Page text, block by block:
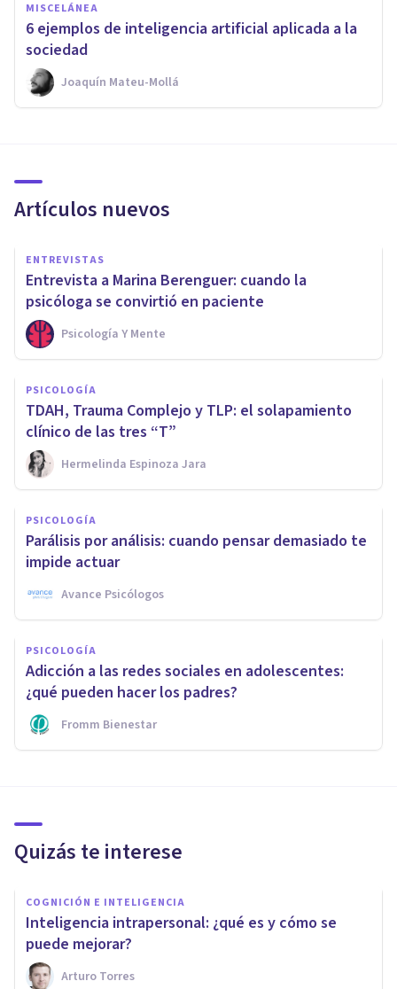
MISCELÁNEA
6 ejemplos de inteligencia artificial aplicada a la
sociedad
Joaquín Mateu-Mollá
Artículos nuevos
ENTREVISTAS
Entrevista a Marina Berenguer: cuando la
psicóloga se convirtió en paciente
Psicología Y Mente
PSICOLOGÍA
TDAH, Trauma Complejo y TLP: el solapamiento
clínico de las tres “T”
Hermelinda Espinoza Jara
PSICOLOGÍA
Parálisis por análisis: cuando pensar demasiado te
impide actuar
Avance Psicólogos
PSICOLOGÍA
Adicción a las redes sociales en adolescentes:
¿qué pueden hacer los padres?
Fromm Bienestar
Quizás te interese
COGNICIÓN E INTELIGENCIA
Inteligencia intrapersonal: ¿qué es y cómo se
puede mejorar?
Arturo Torres